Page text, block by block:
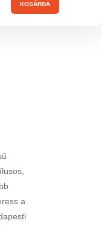
KOSÁRBA
a